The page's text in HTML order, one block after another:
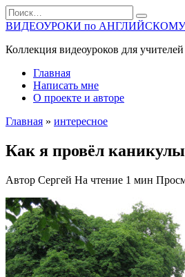
Перейти
к
содержанию
Search
for:
ВИДЕОУРОКИ по АНГЛИЙСКОМУ
Коллекция видеоуроков для
Главная
Написать мне
О проекте и авторе
Главная » интересное
Как я провёл каникулы
Автор Сергей На чтение 1 мин